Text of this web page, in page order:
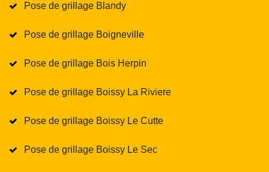
Pose de grillage Blandy
Pose de grillage Boigneville
Pose de grillage Bois Herpin
Pose de grillage Boissy La Riviere
Pose de grillage Boissy Le Cutte
Pose de grillage Boissy Le Sec